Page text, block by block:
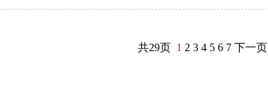
共29页 1 2 3 4 5 6 7 下一页